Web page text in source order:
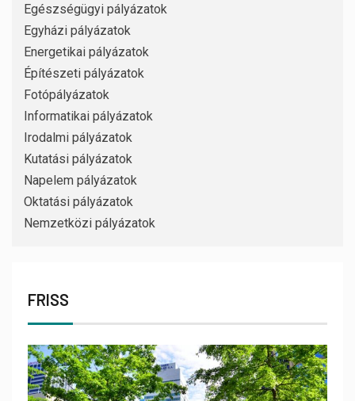
Egészségügyi pályázatok
Egyházi pályázatok
Energetikai pályázatok
Építészeti pályázatok
Fotópályázatok
Informatikai pályázatok
Irodalmi pályázatok
Kutatási pályázatok
Napelem pályázatok
Oktatási pályázatok
Nemzetközi pályázatok
FRISS